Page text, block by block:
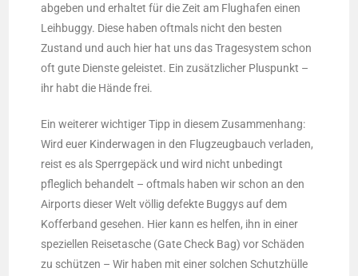
abgeben und erhaltet für die Zeit am Flughafen einen
Leihbuggy. Diese haben oftmals nicht den besten
Zustand und auch hier hat uns das Tragesystem schon
oft gute Dienste geleistet. Ein zusätzlicher Pluspunkt –
ihr habt die Hände frei.
Ein weiterer wichtiger Tipp in diesem Zusammenhang:
Wird euer Kinderwagen in den Flugzeugbauch verladen,
reist es als Sperrgepäck und wird nicht unbedingt
pfleglich behandelt – oftmals haben wir schon an den
Airports dieser Welt völlig defekte Buggys auf dem
Kofferband gesehen. Hier kann es helfen, ihn in einer
speziellen Reisetasche (Gate Check Bag) vor Schäden
zu schützen – Wir haben mit einer solchen Schutzhülle